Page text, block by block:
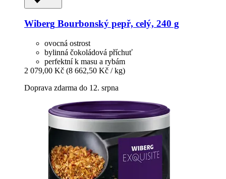
Wiberg Bourbonský pepř, celý, 240 g
ovocná ostrost
bylinná čokoládová příchuť
perfektní k masu a rybám
2 079,00 Kč (8 662,50 Kč / kg)
Doprava zdarma do 12. srpna